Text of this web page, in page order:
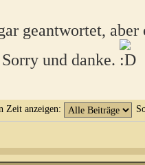
geantwortet,
und danke.
Zeit anzeigen: